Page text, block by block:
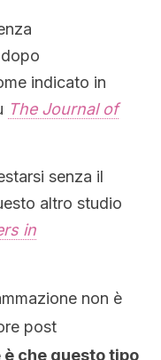
indicato in
The Journal of
senza il
altro studio
in
non è
post
è che questo tipo